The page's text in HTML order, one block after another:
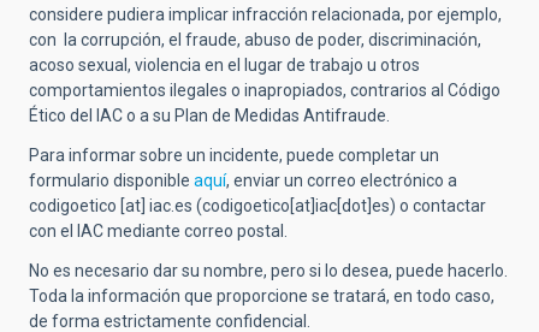
considere pudiera implicar infracción relacionada, por ejemplo,
con la corrupción, el fraude, abuso de poder, discriminación,
acoso sexual, violencia en el lugar de trabajo u otros
comportamientos ilegales o inapropiados, contrarios al Código
Ético del IAC o a su Plan de Medidas Antifraude.
Para informar sobre un incidente, puede completar un
formulario disponible aquí, enviar un correo electrónico a
codigoetico [at] iac.es (codigoetico[at]iac[dot]es) o contactar
con el IAC mediante correo postal.
No es necesario dar su nombre, pero si lo desea, puede hacerlo.
Toda la información que proporcione se tratará, en todo caso,
de forma estrictamente confidencial.